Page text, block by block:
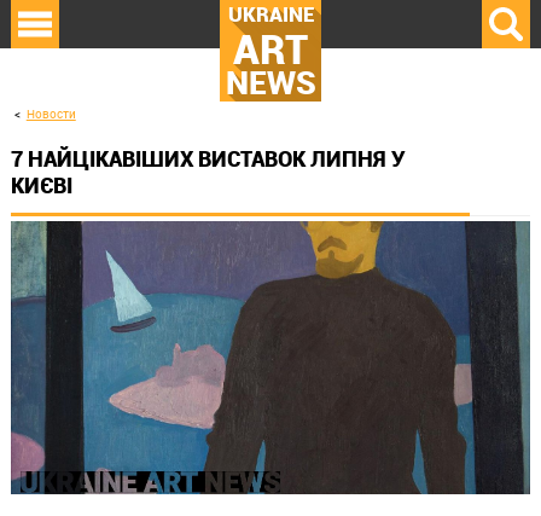
UKRAINE
ART
NEWS
Новости
7 НАЙЦІКАВІШИХ ВИСТАВОК ЛИПНЯ У
КИЄВІ